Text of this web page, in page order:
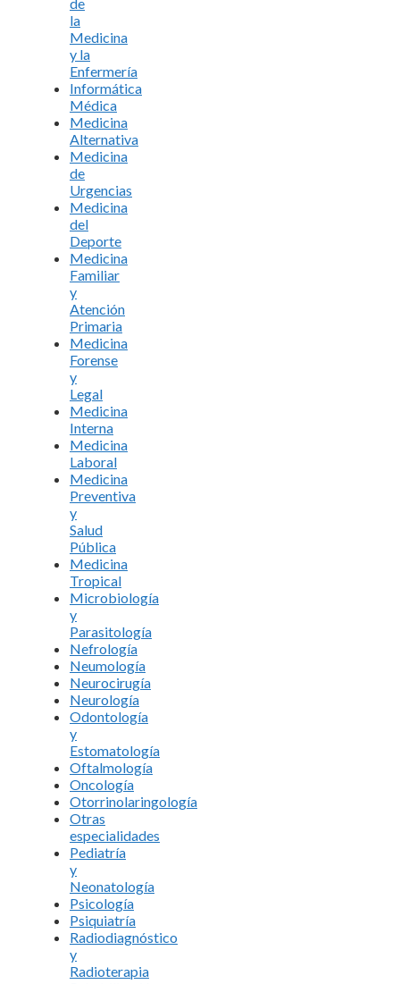
la
Medicina
y la
Enfermería
Informática
Médica
Medicina
Alternativa
Medicina
de
Urgencias
Medicina
del
Deporte
Medicina
Familiar
y
Atención
Primaria
Medicina
Forense
y
Legal
Medicina
Interna
Medicina
Laboral
Medicina
Preventiva
y
Salud
Pública
Medicina
Tropical
Microbiología
y
Parasitología
Nefrología
Neumología
Neurocirugía
Neurología
Odontología
y
Estomatología
Oftalmología
Oncología
Otorrinolaringología
Otras
especialidades
Pediatría
y
Neonatología
Psicología
Psiquiatría
Radiodiagnóstico
y
Radioterapia